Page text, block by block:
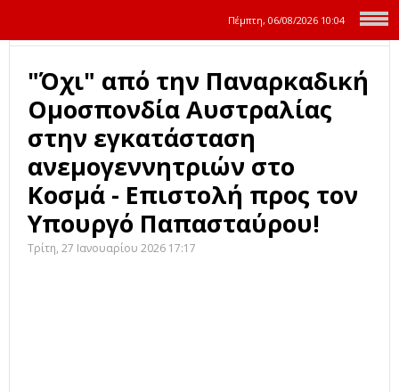
Πέμπτη, 06/08/2026 10:04
"Όχι" από την Παναρκαδική
Ομοσπονδία Αυστραλίας
στην εγκατάσταση
ανεμογεννητριών στο
Κοσμά - Επιστολή προς τον
Υπουργό Παπασταύρου!
Τρίτη, 27 Ιανουαρίου 2026 17:17